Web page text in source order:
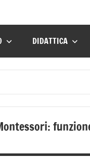
DIDATTICA